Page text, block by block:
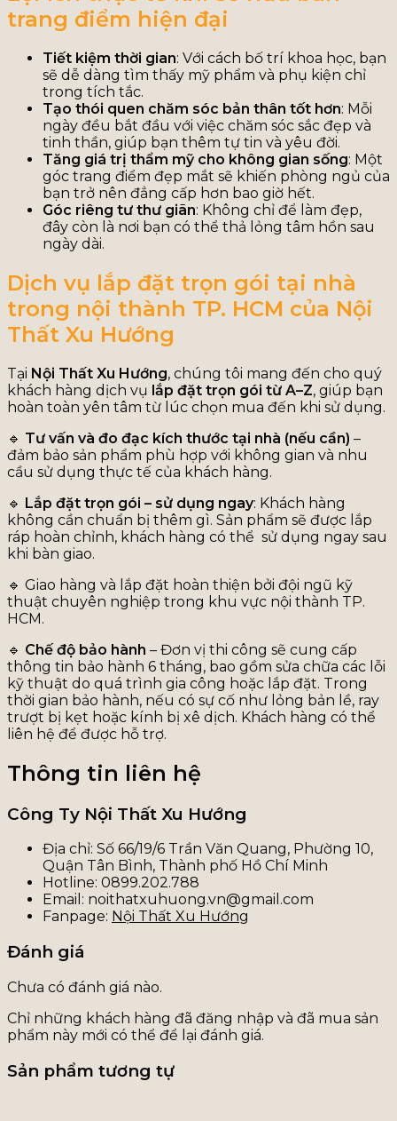
trang điểm hiện đại
Tiết kiệm thời gian: Với cách bố trí khoa học, bạn
sẽ dễ dàng tìm thấy mỹ phẩm và phụ kiện chỉ
trong tích tắc.
Tạo thói quen chăm sóc bản thân tốt hơn: Mỗi
ngày đều bắt đầu với việc chăm sóc sắc đẹp và
tinh thần, giúp bạn thêm tự tin và yêu đời.
Tăng giá trị thẩm mỹ cho không gian sống: Một
góc trang điểm đẹp mắt sẽ khiến phòng ngủ của
bạn trở nên đẳng cấp hơn bao giờ hết.
Góc riêng tư thư giãn: Không chỉ để làm đẹp,
đây còn là nơi bạn có thể thả lỏng tâm hồn sau
ngày dài.
Dịch vụ lắp đặt trọn gói tại nhà
trong nội thành TP. HCM của Nội
Thất Xu Hướng
Tại Nội Thất Xu Hướng, chúng tôi mang đến cho quý
khách hàng dịch vụ lắp đặt trọn gói từ A–Z, giúp bạn
hoàn toàn yên tâm từ lúc chọn mua đến khi sử dụng.
🔹 Tư vấn và đo đạc kích thước tại nhà (nếu cần) –
đảm bảo sản phẩm phù hợp với không gian và nhu
cầu sử dụng thực tế của khách hàng.
🔹 Lắp đặt trọn gói – sử dụng ngay: Khách hàng
không cần chuẩn bị thêm gì. Sản phẩm sẽ được lắp
ráp hoàn chỉnh, khách hàng có thể sử dụng ngay sau
khi bàn giao.
🔹 Giao hàng và lắp đặt hoàn thiện bởi đội ngũ kỹ
thuật chuyên nghiệp trong khu vực nội thành TP.
HCM.
🔹 Chế độ bảo hành – Đơn vị thi công sẽ cung cấp
thông tin bảo hành 6 tháng, bao gồm sửa chữa các lỗi
kỹ thuật do quá trình gia công hoặc lắp đặt. Trong
thời gian bảo hành, nếu có sự cố như lỏng bản lề, ray
trượt bị kẹt hoặc kính bị xê dịch. Khách hàng có thể
liên hệ để được hỗ trợ.
Thông tin liên hệ
Công Ty Nội Thất Xu Hướng
Địa chỉ: Số 66/19/6 Trần Văn Quang, Phường 10,
Quận Tân Bình, Thành phố Hồ Chí Minh
Hotline: 0899.202.788
Email: noithatxuhuong.vn@gmail.com
Fanpage: Nội Thất Xu Hướng
Đánh giá
Chưa có đánh giá nào.
Chỉ những khách hàng đã đăng nhập và đã mua sản
phẩm này mới có thể để lại đánh giá.
Sản phẩm tương tự